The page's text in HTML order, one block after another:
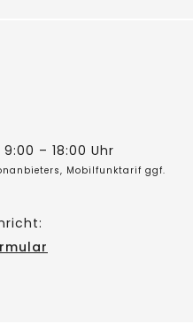
– 18:00 Uhr
Mobilfunktarif ggf.